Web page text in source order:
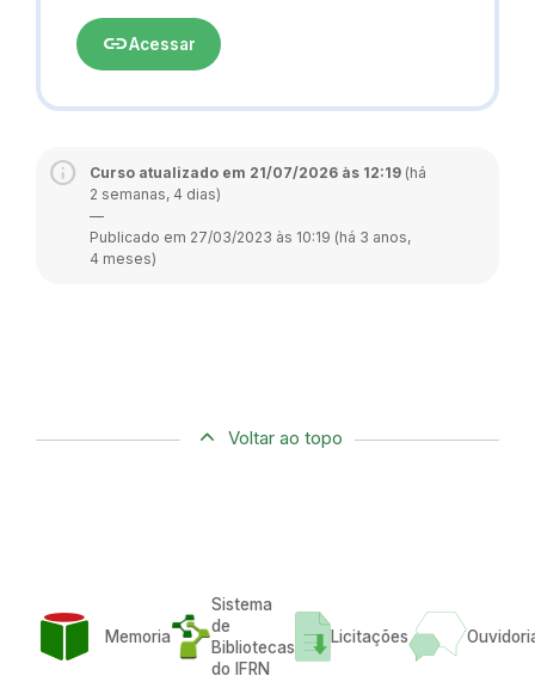
linkAcessar
Curso atualizado em 21/07/2026 às 12:19 (há
2 semanas, 4 dias)
—
Publicado em 27/03/2023 às 10:19 (há 3 anos,
4 meses)
Voltar ao topo
Memoria
Sistema
de
Bibliotecas
do IFRN
Licitações